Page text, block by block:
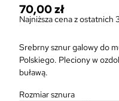
70,00zł
Najniższa cena z ostatnich
Srebrny sznur galowy do
Polskiego. Pleciony w
buławą.
Rozmiar sznura